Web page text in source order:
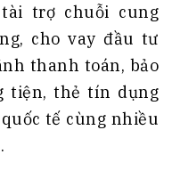
trợ chuỗi cung
cho vay đầu tư
thanh toán, bảo
tiện, thẻ tín dụng
tế cùng nhiều